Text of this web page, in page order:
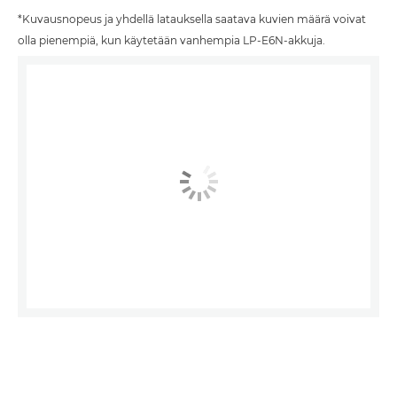
*Kuvausnopeus ja yhdellä latauksella saatava kuvien määrä voivat
olla pienempiä, kun käytetään vanhempia LP-E6N-akkuja.